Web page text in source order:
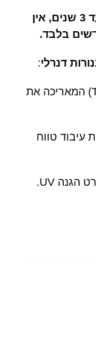
תוחלת החיים של עד 3 שנים, אין
דנרלי:
טכנולוגיה ייחודית (Trocal Longlife) המאריכה את
עיבוד טווח